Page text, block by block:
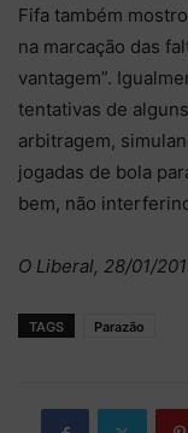
Fifa também
na marcação das
vantagem”.
tentativas de
arbitragem,
jogadas de bola
bem, não
O Liberal, 28/01/
TAGS Parazão